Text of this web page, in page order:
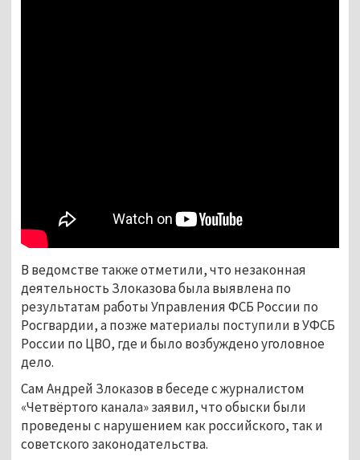
В ведомстве также отметили, что незаконная
деятельность Злоказова была выявлена по
результатам работы Управления ФСБ России по
Росгвардии, а позже материалы поступили в УФСБ
России по ЦВО, где и было возбуждено уголовное
дело.
Сам Андрей Злоказов в беседе с журналистом
«Четвёртого канала» заявил, что обыски были
проведены с нарушением как российского, так и
советского законодательства.